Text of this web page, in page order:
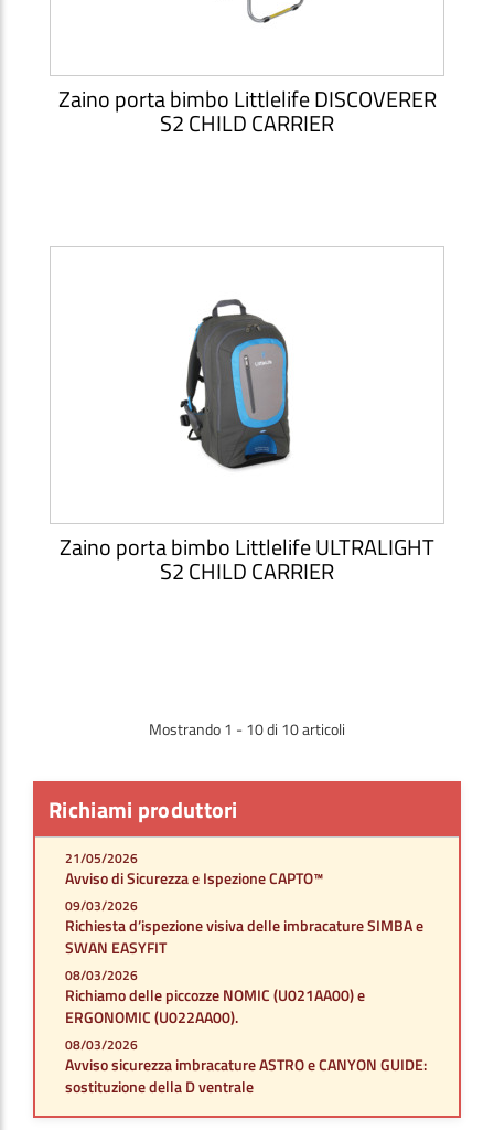
Richiami produttori
21/05/2026
Avviso di Sicurezza e Ispezione CAPTO™
09/03/2026
Richiesta d’ispezione visiva delle imbracature SIMBA e
SWAN EASYFIT
08/03/2026
Richiamo delle piccozze NOMIC (U021AA00) e
ERGONOMIC (U022AA00).
08/03/2026
Avviso sicurezza imbracature ASTRO e CANYON GUIDE:
sostituzione della D ventrale
Zaino porta bimbo Littlelife DISCOVERER
S2 CHILD CARRIER
Zaino porta bimbo Littlelife ULTRALIGHT
S2 CHILD CARRIER
Mostrando 1 - 10 di 10 articoli